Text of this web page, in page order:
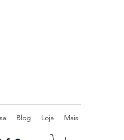
Blog Loja Mais